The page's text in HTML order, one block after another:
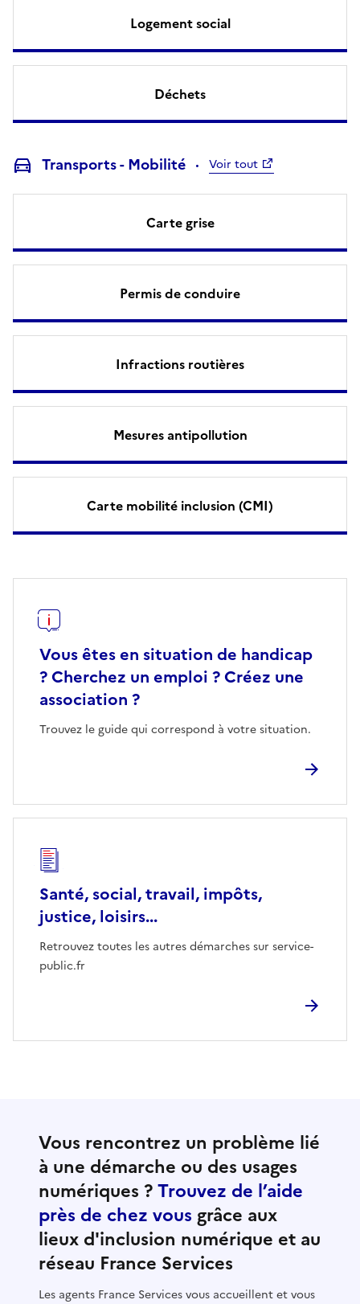
Logement social
Déchets
Transports - Mobilité Voir tout
Carte grise
Permis de conduire
Infractions routières
Mesures antipollution
Carte mobilité inclusion (CMI)
Vous êtes en situation de handicap
? Cherchez un emploi ? Créez une
association ?
Trouvez le guide qui correspond à votre situation.
Santé, social, travail, impôts,
justice, loisirs...
Retrouvez toutes les autres démarches sur service-
public.fr
Vous rencontrez un problème lié
à une démarche ou des usages
numériques ?Trouvez de l’aide
près de chez vous grâce aux
lieux d'inclusion numérique et au
réseau France Services
Les agents France Services vous accueillent et vous